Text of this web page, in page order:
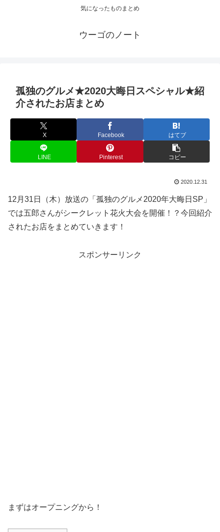
気になったものまとめ
ウーゴのノート
孤独のグルメ★2020大晦日スペシャル★紹
介されたお店まとめ
X Facebook はてブ
LINE Pinterest コピー
2020.12.31
12月31日（木）放送の「孤独のグルメ2020年大晦日SP」
では五郎さんがシークレット花火大会を開催！？今回紹介
されたお店をまとめていきます！
スポンサーリンク
まずはオープニングから！